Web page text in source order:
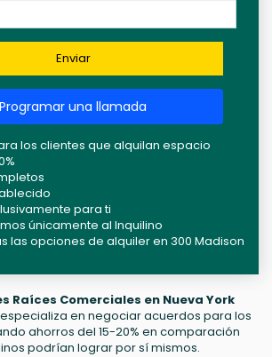
Enviar
Programar una llamada
los clientes que alquilan espacio
para ti
únicamente al Inquilino
las opciones de alquiler en 300 Madison
Raíces Comerciales en Nueva York
en negociar acuerdos para los
ahorros del 15-20% en comparación
podrían lograr por sí mismos.